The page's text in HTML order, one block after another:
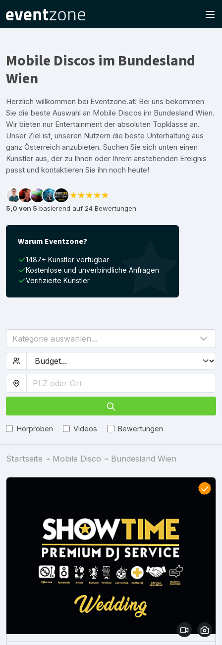
Mobile Discos im Bundesland
Wien
Herzlich willkommen bei Eventzone.at! Bei uns bekommen
Sie die beste Auswahl an Mobile Discos im Bundesland Wien.
Wir bieten nur Entertainment der absoluten Topklasse an.
Unser Ziel ist, unseren Nutzern die beste Unterhaltung aus
ganz Österreich anzubieten. Suchen Sie sich unten einen
Künstler aus, der zu Ihnen oder Ihrem anstehenden Ereignis
passt und kontaktieren Sie ihn noch heute!
★★★★★
5,0 von 5 basierend auf 24 Bewertungen
Warum Eventzone?
1487+ Künstler verfügbar
Kostenlose und unverbindliche Anfragen
Verifizierte Künstler
Kategorie auswählen...
Hörproben Videos Bewertungen
Startseite Mobile Disco Bundesland Wien